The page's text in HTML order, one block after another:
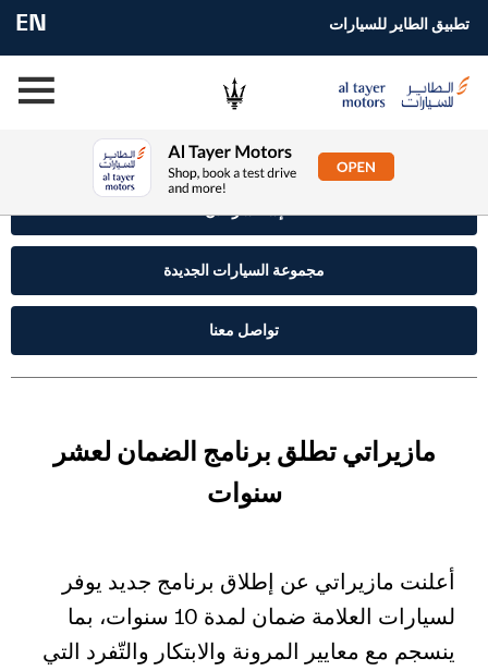
EN تطبيق الطاير للسيارات
إستفسر الآن
مجموعة السيارات الجديدة
تواصل معنا
مازيراتي تطلق برنامج الضمان لعشر
سنوات
أعلنت مازيراتي عن إطلاق برنامج جديد يوفر
لسيارات العلامة ضمان لمدة 10 سنوات، بما
ينسجم مع معايير المرونة والابتكار والتّفرد التي